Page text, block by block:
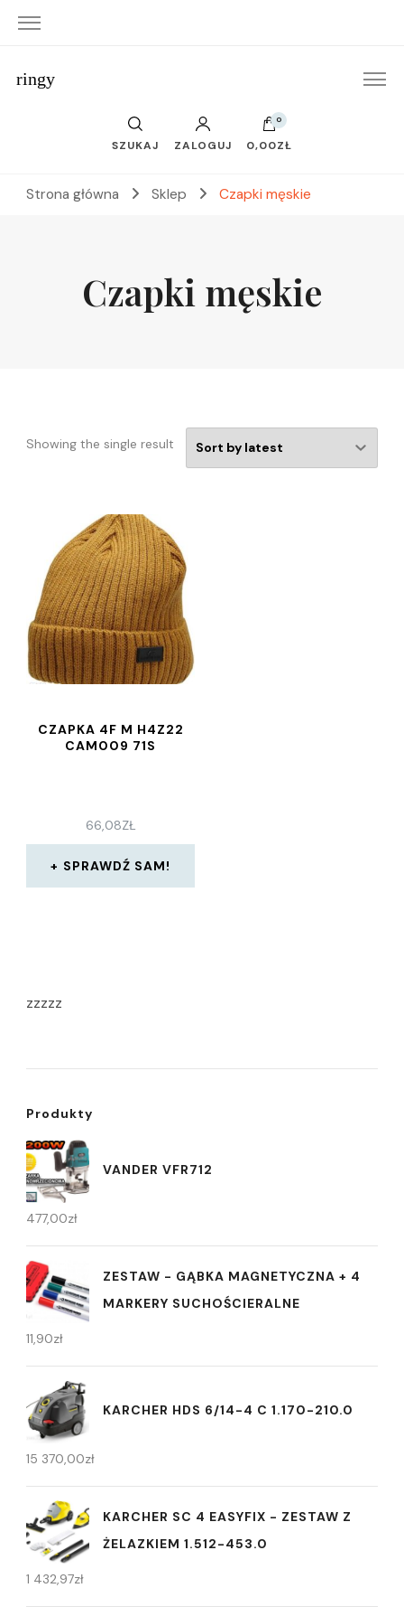
ringy
SZUKAJ ZALOGUJ
0
0,00ZŁ
Strona główna Sklep Czapki męskie
Czapki męskie
Showing the single result
CZAPKA 4F M H4Z22
CAM009 71S
66,08ZŁ
SPRAWDŹ SAM!
zzzzz
Produkty
VANDER VFR712
477,00zł
ZESTAW - GĄBKA MAGNETYCZNA + 4
MARKERY SUCHOŚCIERALNE
11,90zł
KARCHER HDS 6/14-4 C 1.170-210.0
15 370,00zł
KARCHER SC 4 EASYFIX - ZESTAW Z
ŻELAZKIEM 1.512-453.0
1 432,97zł